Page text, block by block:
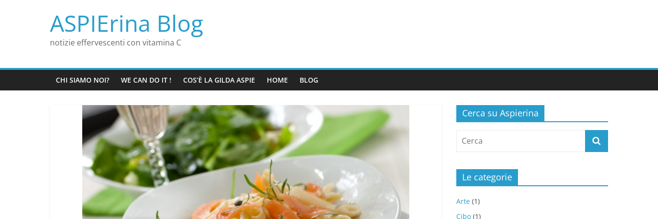
ASPIErina Blog
notizie effervescenti con vitamina C
CHI SIAMO NOI? WE CAN DO IT ! COS’È LA GILDA ASPIE HOME BLOG
Cerca su Aspierina
Le categorie
Arte (1)
Cibo (1)